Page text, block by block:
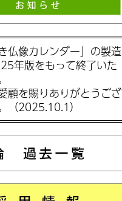
仏像カレンダー」の製造
年版をもって終了いた
顧を賜りありがとうござ
（2025.10.1）